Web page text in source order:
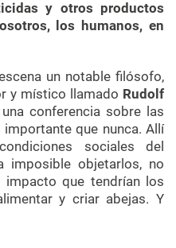
y otros productos
los humanos, en
un notable filósofo,
y místico llamado Rudolf
conferencia sobre las
que nunca. Allí
sociales del
imposible objetarlos, no
que tendrían los
y criar abejas. Y